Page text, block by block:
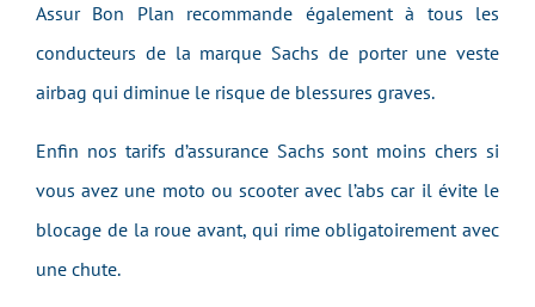
Assur Bon Plan recommande également à tous les
conducteurs de la marque Sachs de porter une veste
airbag qui diminue le risque de blessures graves.
Enfin nos tarifs d’assurance Sachs sont moins chers si
vous avez une moto ou scooter avec l’abs car il évite le
blocage de la roue avant, qui rime obligatoirement avec
une chute.